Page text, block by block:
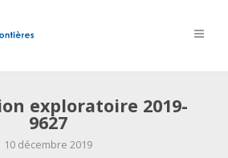
exploratoire 2019-
9627
10 décembre 2019